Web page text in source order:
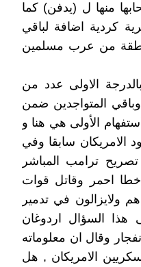
منها ل (يدفن) كما
كردية اضافة لباقي
من عرب مسلمين
الاولى عدد من
وباقي المتواجدين ضمن
الأولى هي هنا و
الامريكان سابقا وفي
ترامب المباشر
خطا احمر وقاتل قوات
ولايزالون في تدمير
السؤال اردوغان
وقال ان معلوماته
اسفر عن مقتل 20 بينهم 5 من العسكريين الامريكان , هل